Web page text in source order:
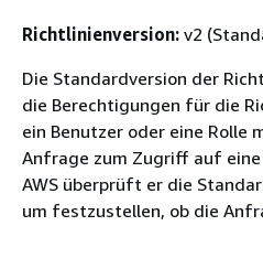
Richtlinienversion: v2
Die Standardversion der
die Berechtigungen für die
ein Benutzer oder eine Rolle
Anfrage zum Zugriff auf eine
AWS überprüft er die
um festzustellen, ob die